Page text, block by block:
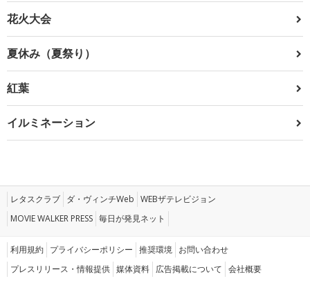
花火大会
夏休み（夏祭り）
紅葉
イルミネーション
レタスクラブ ダ・ヴィンチWeb WEBザテレビジョン
MOVIE WALKER PRESS 毎日が発見ネット
利用規約 プライバシーポリシー 推奨環境 お問い合わせ
プレスリリース・情報提供 媒体資料 広告掲載について 会社概要